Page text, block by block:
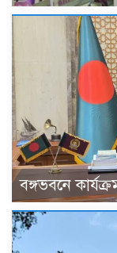
বঙ্গভবনে